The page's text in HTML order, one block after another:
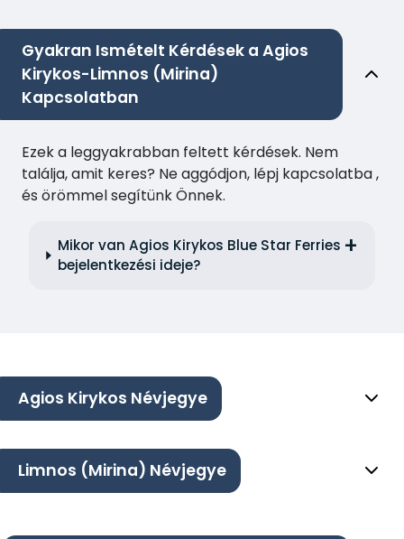
Gyakran Ismételt Kérdések a Agios
Kirykos-Limnos (Mirina)
Kapcsolatban
Ezek a leggyakrabban feltett kérdések. Nem
találja, amit keres? Ne aggódjon, lépj kapcsolatba ,
és örömmel segítünk Önnek.
Mikor van Agios Kirykos Blue Star Ferries
bejelentkezési ideje?
Agios Kirykos Névjegye
Limnos (Mirina) Névjegye